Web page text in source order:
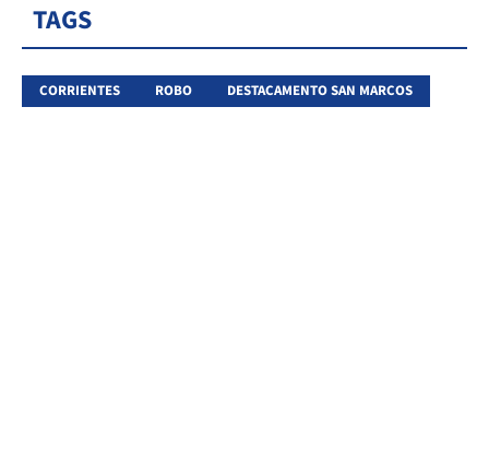
TAGS
CORRIENTES ROBO DESTACAMENTO SAN MARCOS